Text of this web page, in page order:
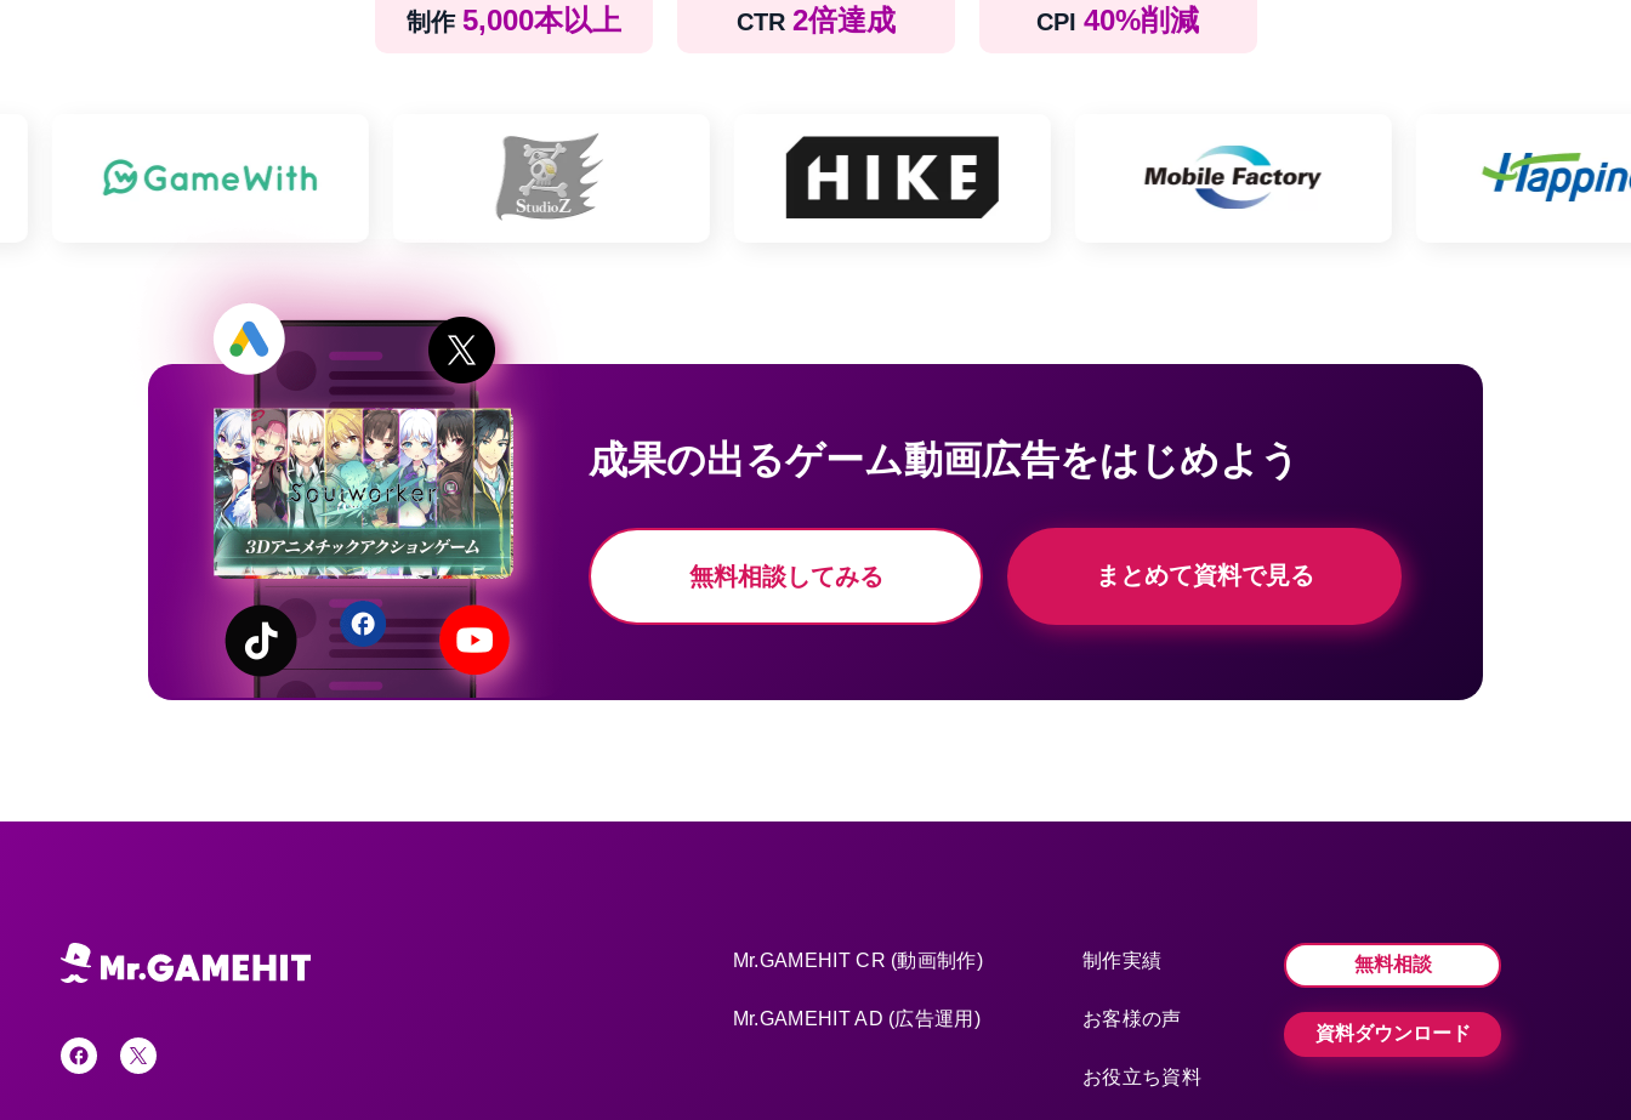
制作 5,000本以上 CTR 2倍達成 CPI 40%削減
成果の出るゲーム動画広告をはじめよう
まとめて資料で見る
無料相談してみる
Mr.GAMEHIT CR (動画制作)
Mr.GAMEHIT AD (広告運用)
制作実績
お客様の声
お役立ち資料
資料ダウンロード
無料相談